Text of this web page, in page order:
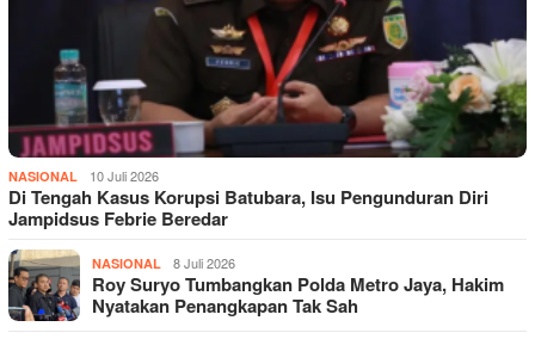
NASIONAL 10 Juli 2026
Di Tengah Kasus Korupsi Batubara, Isu Pengunduran Diri
Jampidsus Febrie Beredar
NASIONAL 8 Juli 2026
Roy Suryo Tumbangkan Polda Metro Jaya, Hakim
Nyatakan Penangkapan Tak Sah